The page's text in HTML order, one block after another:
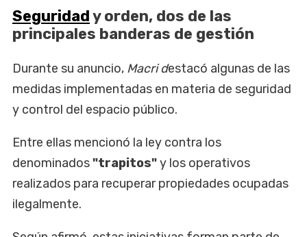
Seguridady orden, dos de las
principales banderas de gestión
Durante su anuncio, Macri destacó algunas de las
medidas implementadas en materia de seguridad
y control del espacio público.
Entre ellas mencionó la ley contra los
denominados"trapitos"y los operativos
realizados para recuperar propiedades ocupadas
ilegalmente.